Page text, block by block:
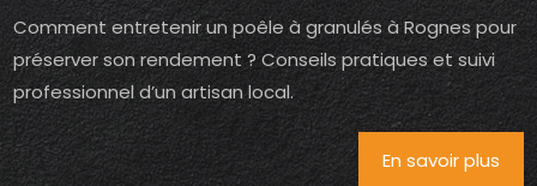
Comment entretenir un poêle à granulés à Rognes pour
préserver son rendement ? Conseils pratiques et suivi
professionnel d’un artisan local.
En savoir plus